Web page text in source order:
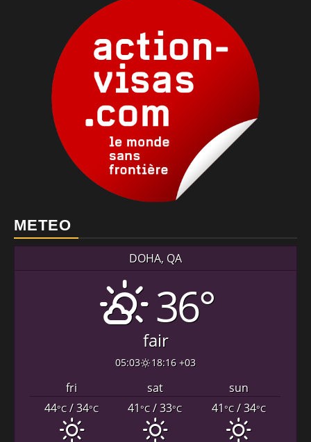
METEO
DOHA, QA
36°
fair
05:03 18:16 +03
fri sat
sun
44°C/ 34°C 41°C/ 33°C 41°C/ 34°C